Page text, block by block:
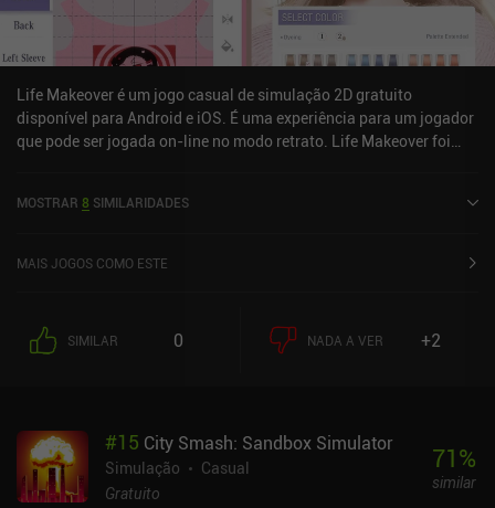
Life Makeover é um jogo casual de simulação 2D gratuito
disponível para Android e iOS. É uma experiência para um jogador
que pode ser jogada on-line no modo retrato. Life Makeover foi
MOSTRAR 8 SIMILARIDADES
MAIS JOGOS COMO ESTE
SIMILAR 0 NADA A VER +2
#15 City Smash: Sandbox Simulator
Simulação
Casual
Gratuito
71%
similar